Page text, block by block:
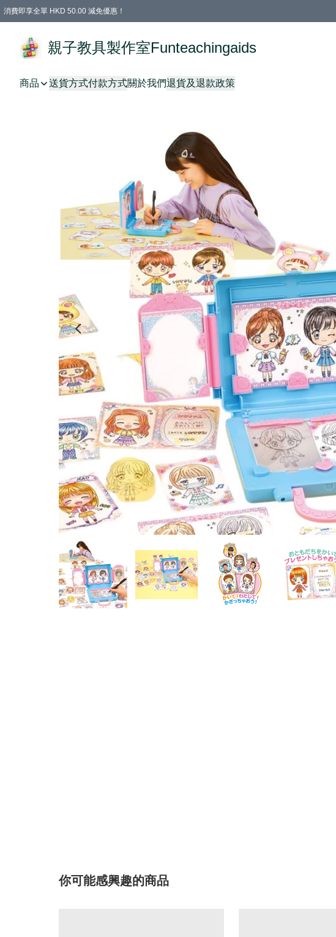
消費即享全單 HKD 50.00 減免優惠！
親子教具製作室Funteachingaids
商品 送貨方式付款方式關於我們退貨及退款政策
你可能感興趣的商品